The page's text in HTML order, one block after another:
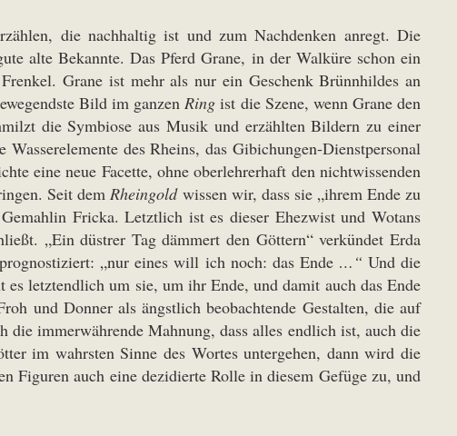
die nachhaltig ist und zum Nachdenken anregt. Die
alte Bekannte. Das Pferd Grane, in der Walküre schon ein
Grane ist mehr als nur ein Geschenk Brünnhildes an
Bild im ganzenRing ist die Szene, wenn Grane den
die Symbiose aus Musik und erzählten Bildern zu einer
des Rheins, das Gibichungen-Dienstpersonal
eine neue Facette, ohne oberlehrerhaft den nichtwissenden
Seit demRheingoldwissen wir, dass sie „ihrem Ende zu
Fricka. Letztlich ist es dieser Ehezwist und Wotans
„Ein düstrer Tag dämmert den Göttern“ verkündet Erda
„nur eines will ich noch: das Ende …“ Und die
es letztendlich um sie, um ihr Ende, und damit auch das Ende
und Donner als ängstlich beobachtende Gestalten, die auf
immerwährende Mahnung, dass alles endlich ist, auch die
im wahrsten Sinne des Wortes untergehen, dann wird die
Figuren auch eine dezidierte Rolle in diesem Gefüge zu, und